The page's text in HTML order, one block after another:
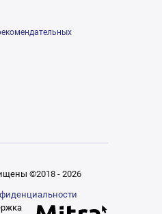
©2018 - 2026